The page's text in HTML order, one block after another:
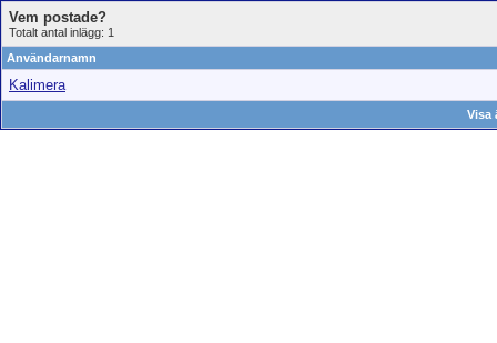
Vem postade?
Totalt antal inlägg: 1
Användarnamn
Kalimera
Visa